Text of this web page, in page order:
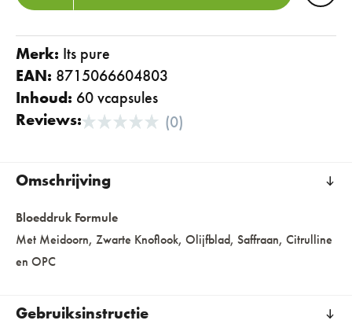
Merk: its pure
EAN: 8715066604803
Inhoud: 60 vcapsules
Reviews:
(0)
Omschrijving
Bloeddruk Formule
Met Meidoorn, Zwarte Knoflook, Olijfblad, Saffraan, Citrulline
en OPC
Gebruiksinstructie